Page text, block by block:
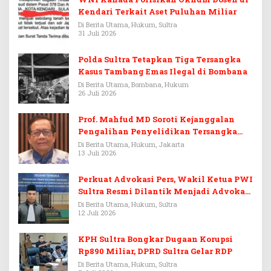
Kendari Terkait Aset Puluhan Miliar
Di Berita Utama, Hukum, Sultra
31 Juli 2026
Polda Sultra Tetapkan Tiga Tersangka
Kasus Tambang Emas Ilegal di Bombana
Di Berita Utama, Bombana, Hukum
26 Juli 2026
Prof. Mahfud MD Soroti Kejanggalan
Pengalihan Penyelidikan Tersangka
Febrie Adriansyah
Di Berita Utama, Hukum, Jakarta
13 Juli 2026
Perkuat Advokasi Pers, Wakil Ketua PWI
Sultra Resmi Dilantik Menjadi Advokat
PERADI
Di Berita Utama, Hukum, Sultra
12 Juli 2026
KPH Sultra Bongkar Dugaan Korupsi
Rp890 Miliar, DPRD Sultra Gelar RDP
Di Berita Utama, Hukum, Sultra